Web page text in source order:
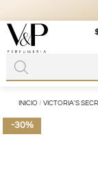
+56
INICIO / VICTORIA'S
-30%